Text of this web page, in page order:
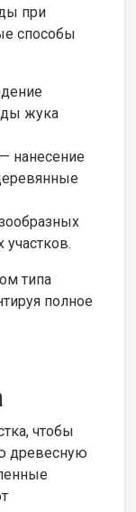
при
способы
жука
нанесение
типа
полное
чтобы
древесную